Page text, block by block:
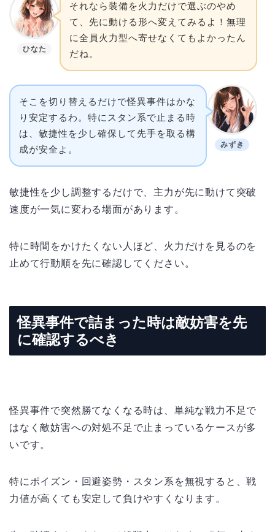
ひなた
それなら装備を火力だけで選ぶのやめ
て、先に動ける形へ変えてみるよ！無理
に全員火力型へ寄せなくてもよかったん
だね。
みずき
そこを切り替えるだけで怪異事件はかな
り安定するわ。特にスタン系で止まる時
は、敏捷性を少し確保して先手を取る構
成が安全よ。
敏捷性を少し調整するだけで、主力が先に動けて突破
速度が一気に変わる場面があります。
特に時間をかけたくない人ほど、火力だけを見るのを
止めて行動順を先に確認してください。
怪異事件で詰まった時は敵妨害を先
に確認するべき
怪異事件で突然勝てなくなる時は、単純な戦力不足で
はなく敵妨害への対処不足で止まっているケースが多
いです。
特にポイズン・回避姿勢・スタン系を無視すると、戦
力値が高くても安定して負けやすくなります。